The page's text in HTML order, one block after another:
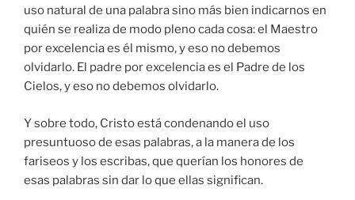
uso natural de una palabra sino más bien indicarnos en
quién se realiza de modo pleno cada cosa: el Maestro
por excelencia es él mismo, y eso no debemos
olvidarlo. El padre por excelencia es el Padre de los
Cielos, y eso no debemos olvidarlo.
Y sobre todo, Cristo está condenando el uso
presuntuoso de esas palabras, a la manera de los
fariseos y los escribas, que querían los honores de
esas palabras sin dar lo que ellas significan.